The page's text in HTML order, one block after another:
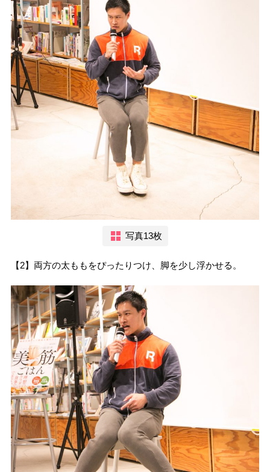
写真13枚
【2】両方の太ももをぴったりつけ、脚を少し浮かせる。